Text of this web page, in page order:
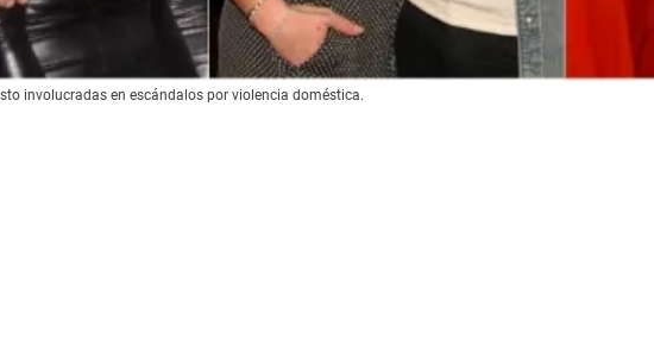
involucradas en escándalos por violencia doméstica.